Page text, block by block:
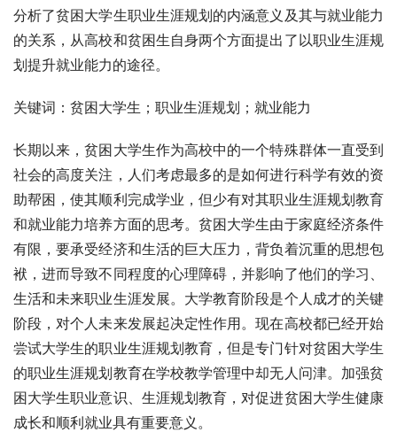
分析了贫困大学生职业生涯规划的内涵意义及其与就业能力
的关系，从高校和贫困生自身两个方面提出了以职业生涯规
划提升就业能力的途径。
关键词：贫困大学生；职业生涯规划；就业能力
长期以来，贫困大学生作为高校中的一个特殊群体一直受到
社会的高度关注，人们考虑最多的是如何进行科学有效的资
助帮困，使其顺利完成学业，但少有对其职业生涯规划教育
和就业能力培养方面的思考。贫困大学生由于家庭经济条件
有限，要承受经济和生活的巨大压力，背负着沉重的思想包
袱，进而导致不同程度的心理障碍，并影响了他们的学习、
生活和未来职业生涯发展。大学教育阶段是个人成才的关键
阶段，对个人未来发展起决定性作用。现在高校都已经开始
尝试大学生的职业生涯规划教育，但是专门针对贫困大学生
的职业生涯规划教育在学校教学管理中却无人问津。加强贫
困大学生职业意识、生涯规划教育，对促进贫困大学生健康
成长和顺利就业具有重要意义。